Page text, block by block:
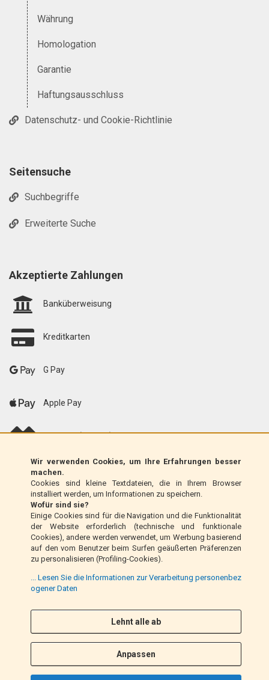
Wir verwenden Cookies, um Ihre Erfahrungen besser
machen.
Cookies sind kleine Textdateien, die in Ihrem Browser
installiert werden, um Informationen zu speichern.
Wofür sind sie?
Einige Cookies sind für die Navigation und die Funktionalität
der Website erforderlich (technische und funktionale
Cookies), andere werden verwendet, um Werbung basierend
auf den vom Benutzer beim Surfen geäußerten Präferenzen
zu personalisieren (Profiling-Cookies).
... Lesen Sie die Informationen zur Verarbeitung personenbez
ogener Daten
Lehnt alle ab
Anpassen
Währung
Homologation
Garantie
Haftungsausschluss
Datenschutz- und Cookie-Richtlinie
Seitensuche
Suchbegriffe
Erweiterte Suche
Akzeptierte Zahlungen
Banküberweisung
Kreditkarten
G Pay
Apple Pay
scalapay (EU only)
Klarna (nur EU)
Zahlungsanweisung (nur Italien)
Nachnahme (nur Italien)
F
c
e
I
s
t